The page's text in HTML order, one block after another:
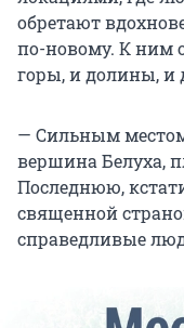
обретают
по-новому. К ним
горы, и долины, и
— Сильным
вершина Белуха,
Последнюю,
священной
справедливые